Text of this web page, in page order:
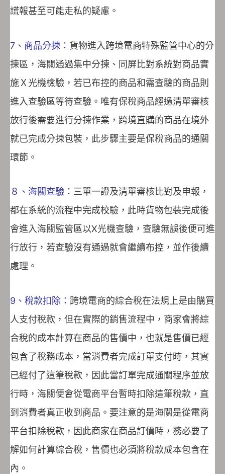
謊報甚至可能走私的疑慮。
7、商品分揀： 貨物進入跨境電商特殊監管中心的分
揀區，海關通過集中分揀、同屏比對系統對商品實
施Ｘ光機檢驗，若已布控的商品和需查驗的商品則
進入查驗區等待查驗。唯有保稅商品經過清單審核
放行後需要進行分揀作業，跨境直購的商品在境外
就已完成分揀包裝，此步驟主要是保稅商品的通關
環節。
８、海關查驗： 三單一證及清單審核比對及申報，
都在系統的流程中完成校驗，此時貨物包裝完成後
會進入海關監管區以X光機查驗，查驗無誤後便可進
行放行，若查驗沒有通過就會繼續布控，並作後續
處理。
9、稅款扣除： 跨境電商的綜合稅在法規上是由購買
人支付稅款，但在實際的銷售流程中，商家會將綜
合稅的成本計算在商品的售價中，也就是售價已經
包含了稅務成本，當消費者完成訂單支付時，其實
已經付了這筆稅款，因此當訂單完成通關程序並放
行時，海關便會從電商平台暫時扣除這筆稅款，直
到消費者真正收到商品。要注意的是海關是從電商
平台扣除稅款，因此商家在商品訂價時，務必要了
解如何計算綜合稅，售價也必須將稅款成本包含在
內。